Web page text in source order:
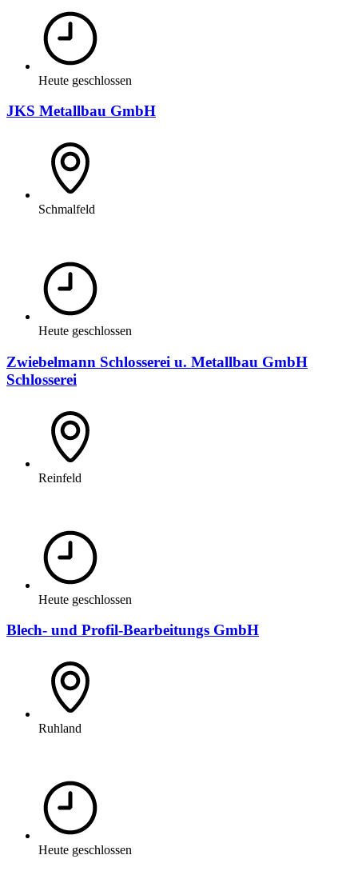
Heute geschlossen
JKS Metallbau GmbH
Schmalfeld
Heute geschlossen
Zwiebelmann Schlosserei u. Metallbau GmbH
Schlosserei
Reinfeld
Heute geschlossen
Blech- und Profil-Bearbeitungs GmbH
Ruhland
Heute geschlossen